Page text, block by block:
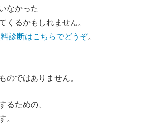
なかった
くるかもしれません。
診断はこちらでどうぞ。
のではありません。
るための、
。